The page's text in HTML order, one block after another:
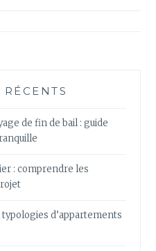
de fin de bail : guide
: comprendre les
d’appartements